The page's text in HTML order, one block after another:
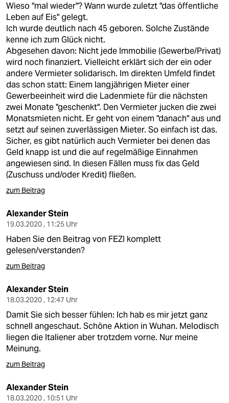
Wieso "mal wieder"? Wann wurde zuletzt "das öffentliche
Leben auf Eis" gelegt.
Ich wurde deutlich nach 45 geboren. Solche Zustände
kenne ich zum Glück nicht.
Abgesehen davon: Nicht jede Immobilie (Gewerbe/Privat)
wird noch finanziert. Vielleicht erklärt sich der ein oder
andere Vermieter solidarisch. Im direkten Umfeld findet
das schon statt: Einem langjährigen Mieter einer
Gewerbeeinheit wird die Ladenmiete für die nächsten
zwei Monate "geschenkt". Den Vermieter jucken die zwei
Monatsmieten nicht. Er geht von einem "danach" aus und
setzt auf seinen zuverlässigen Mieter. So einfach ist das.
Sicher, es gibt natürlich auch Vermieter bei denen das
Geld knapp ist und die auf regelmäßige Einnahmen
angewiesen sind. In diesen Fällen muss fix das Geld
(Zuschuss und/oder Kredit) fließen.
zum Beitrag
Alexander Stein
19.03.2020 , 11:25 Uhr
Haben Sie den Beitrag von FEZI komplett
gelesen/verstanden?
zum Beitrag
Alexander Stein
18.03.2020 , 12:47 Uhr
Damit Sie sich besser fühlen: Ich hab es mir jetzt ganz
schnell angeschaut. Schöne Aktion in Wuhan. Melodisch
liegen die Italiener aber trotzdem vorne. Nur meine
Meinung.
zum Beitrag
Alexander Stein
18.03.2020 , 10:51 Uhr